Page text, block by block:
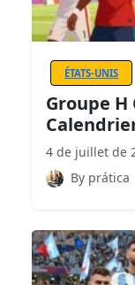
ÉTATS-UNIS
Groupe H
4 de juillet de
By prática